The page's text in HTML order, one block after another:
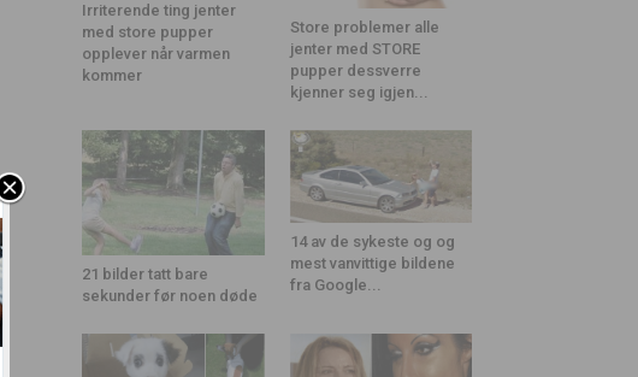
Irriterende ting jenter
med store pupper
opplever når varmen
kommer
Store problemer alle
jenter med STORE
pupper dessverre
kjenner seg igjen...
21 bilder tatt bare
sekunder før noen døde
14 av de sykeste og og
mest vanvittige bildene
fra Google...